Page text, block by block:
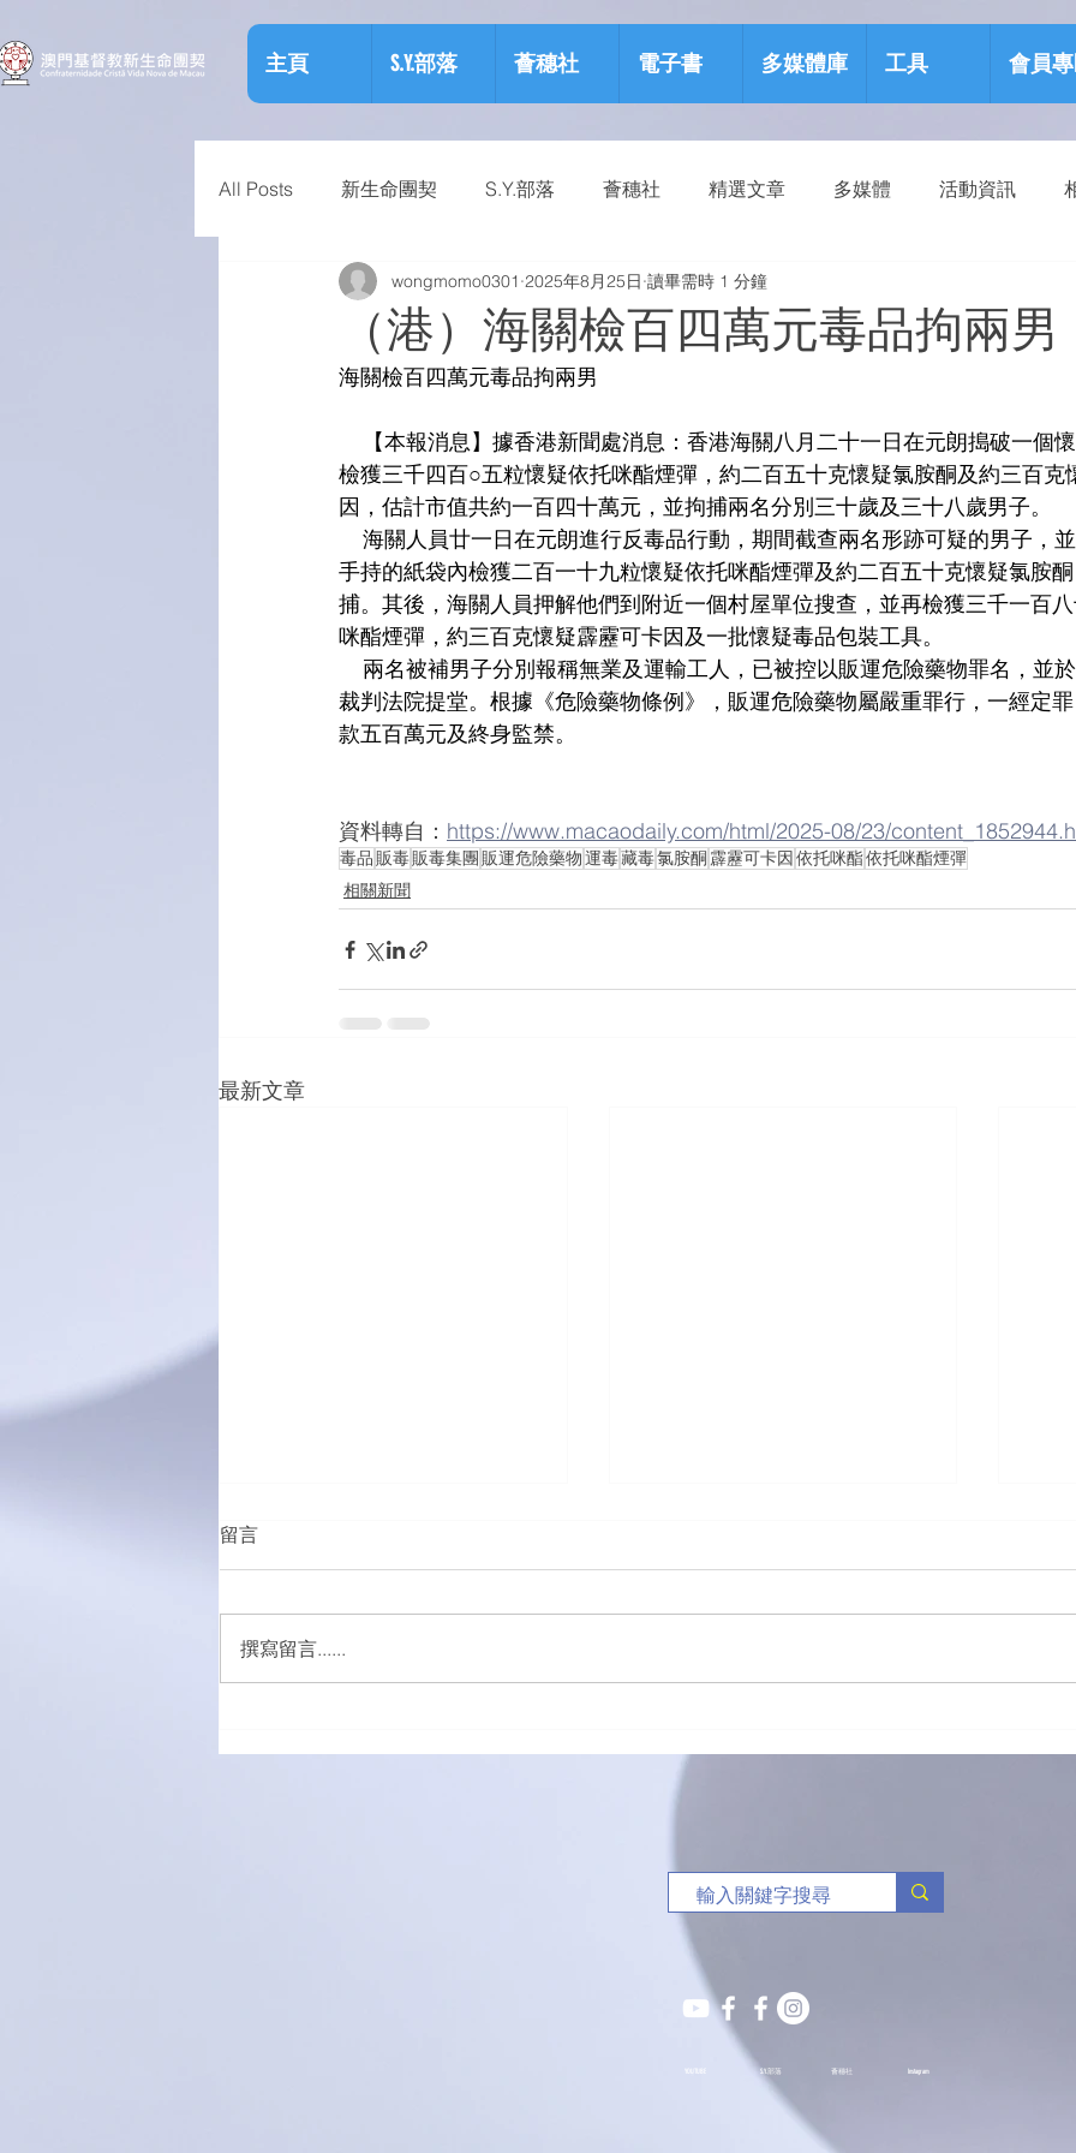
主頁 S.Y.部落 薈穗社 電子書 多媒體庫 工具 會員
All Posts 新生命團契 S.Y.部落 薈穗社 精選文章 多媒體 活動資訊
相關資訊 預防物質濫用資源包 健康生活
（港）海關檢百四萬元毒品拘兩男
wongmomo0301 2025年8月25日 讀畢需時 1 分鐘
海關檢百四萬元毒品拘兩男
【本報消息】據香港新聞處消息：香港海關八月二十一日在元朗搗破一個
檢獲三千四百○五粒懷疑依托咪酯煙彈，約二百五十克懷疑氯胺酮及約三百克
因，估計市值共約一百四十萬元，並拘捕兩名分別三十歲及三十八歲男子。
海關人員廿一日在元朗進行反毒品行動，期間截查兩名形跡可疑的男子，
手持的紙袋內檢獲二百一十九粒懷疑依托咪酯煙彈及約二百五十克懷疑氯胺
捕。其後，海關人員押解他們到附近一個村屋單位搜查，並再檢獲三千一百
咪酯煙彈，約三百克懷疑霹靂可卡因及一批懷疑毒品包裝工具。
兩名被補男子分別報稱無業及運輸工人，已被控以販運危險藥物罪名，並
裁判法院提堂。根據《危險藥物條例》，販運危險藥物屬嚴重罪行，一經定
款五百萬元及終身監禁。
資料轉自： https://www.macaodaily.com/html/2025-08/23/
毒品販毒販毒集團 販運危險藥物運毒藏毒氯胺酮 霹靂可卡因 依托咪酯依托咪酯煙彈
相關新聞
最新文章
五外籍男女涉販吸毒被捕
三人
留言
撰寫留言......
S.Y.部落 薈穗社 Instagram